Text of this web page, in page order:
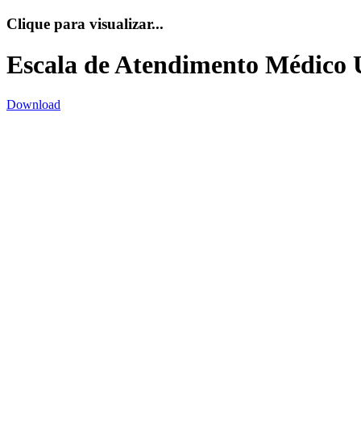
Clique para visualizar...
Escala de Atendimento Médico
Download